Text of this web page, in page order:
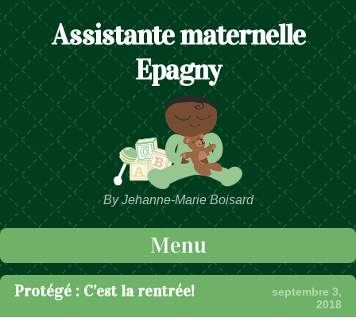
Assistante maternelle
Epagny
By Jehanne-Marie Boisard
Menu
Passer au contenu
Protégé : C’est la rentrée!
septembre 3,
2018